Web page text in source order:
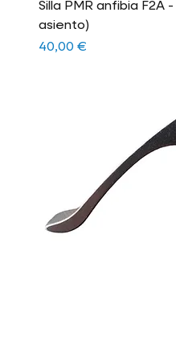
Silla PMR anfibia F2A
asiento)
Precio
40,00 €